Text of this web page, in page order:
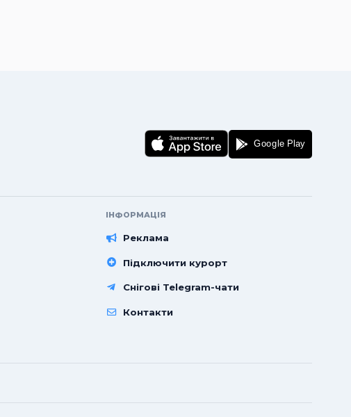
ІНФОРМАЦІЯ
Реклама
Підключити курорт
Снігові Telegram-чати
Контакти